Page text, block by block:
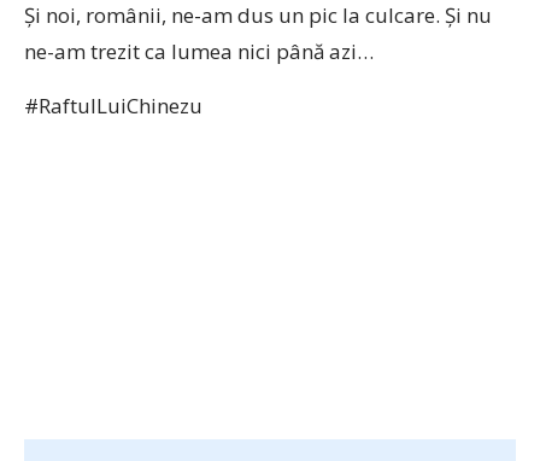
Și noi, românii, ne-am dus un pic la culcare. Și nu
ne-am trezit ca lumea nici până azi…
#RaftulLuiChinezu